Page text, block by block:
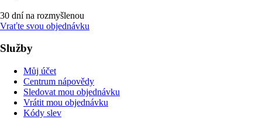
30 dní na rozmyšlenou
Vraťte svou objednávku
Služby
Můj účet
Centrum nápovědy
Sledovat mou objednávku
Vrátit mou objednávku
Kódy slev